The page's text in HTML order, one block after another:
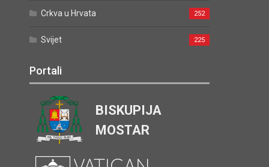
Crkva u Hrvata 252
Svijet 225
Portali
BISKUPIJA
MOSTAR